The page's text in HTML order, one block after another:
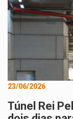
23/06/2026
Túnel Rei